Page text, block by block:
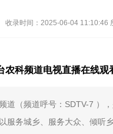
收录时间：2025-06-04 11:10:46
农科频道电视直播在线观
道（频道呼号：SDTV-7 ）
服务城乡、服务大众、倾听